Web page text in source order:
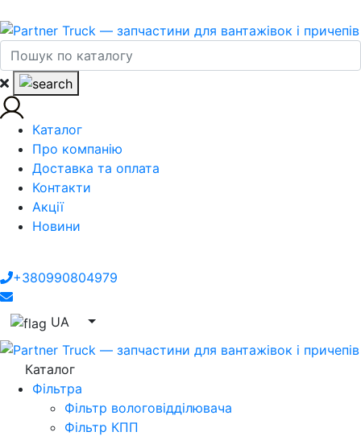
Каталог
Про компанію
Доставка та оплата
Контакти
Акції
Новини
+380990804979
UA
Каталог
Фільтра
Фільтр вологовідділювача
Фільтр КПП